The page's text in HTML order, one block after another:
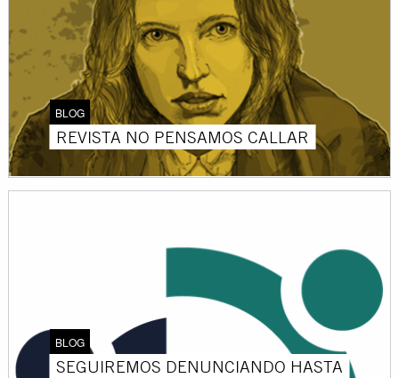
BLOG
REVISTA NO PENSAMOS CALLAR
BLOG
SEGUIREMOS DENUNCIANDO HASTA